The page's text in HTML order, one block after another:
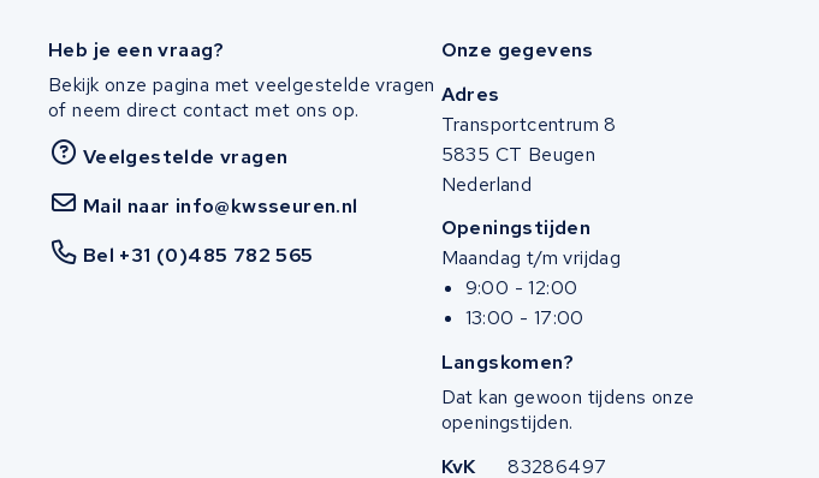
Heb je een vraag?
Bekijk onze pagina met veelgestelde vragen
of neem direct contact met ons op.
Veelgestelde vragen
Mail naar info@kwsseuren.nl
Bel +31 (0)485 782 565
Onze gegevens
Adres
Transportcentrum 8
5835 CT Beugen
Nederland
Openingstijden
Maandag t/m vrijdag
9:00 - 12:00
13:00 - 17:00
Langskomen?
Dat kan gewoon tijdens onze
openingstijden.
KvK
83286497